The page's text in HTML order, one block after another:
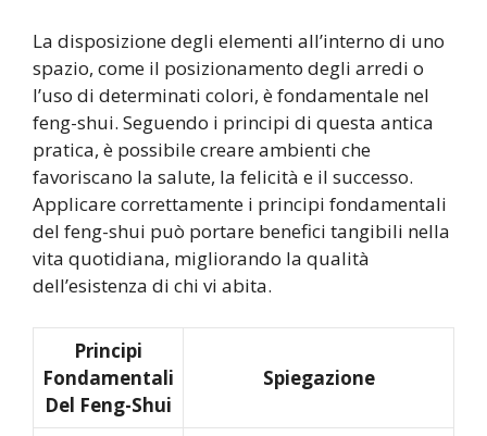
La disposizione degli elementi all’interno di uno
spazio, come il posizionamento degli arredi o
l’uso di determinati colori, è fondamentale nel
feng-shui. Seguendo i principi di questa antica
pratica, è possibile creare ambienti che
favoriscano la salute, la felicità e il successo.
Applicare correttamente i principi fondamentali
del feng-shui può portare benefici tangibili nella
vita quotidiana, migliorando la qualità
dell’esistenza di chi vi abita.
Principi
Fondamentali
Del Feng-Shui
Spiegazione